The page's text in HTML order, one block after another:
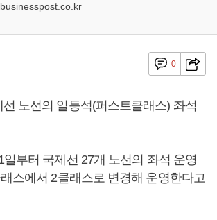
0
노선의 일등석(퍼스트클래스) 좌석
부터 국제선 27개 노선의 좌석 운영
스에서 2클래스로 변경해 운영한다고